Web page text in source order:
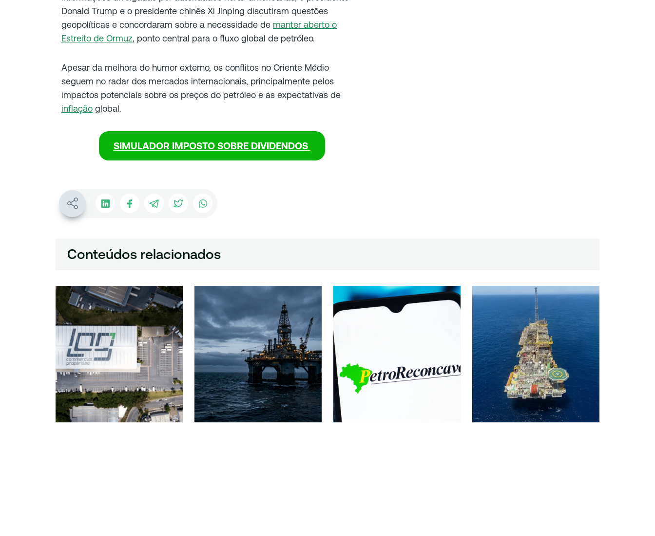
Donald Trump e o presidente chinês Xi Jinping discutiram questões
geopolíticas e concordaram sobre a necessidade de manter aberto o
Estreito de Ormuz, ponto central para o fluxo global de petróleo.
Apesar da melhora do humor externo, os conflitos no Oriente Médio
seguem no radar dos mercados internacionais, principalmente pelos
impactos potenciais sobre os preços do petróleo e as expectativas de
inflação global.
SIMULADOR IMPOSTO SOBRE DIVIDENDOS
Conteúdos relacionados